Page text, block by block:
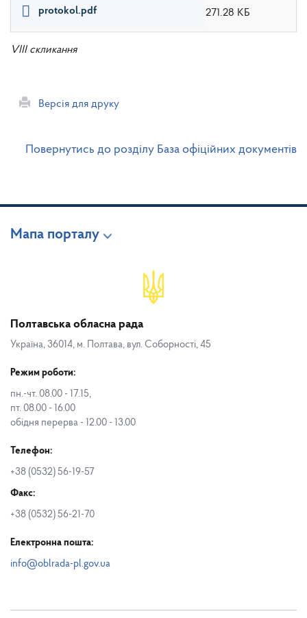
protokol.pdf 271.28 КБ
VIII скликання
Версія для друку
Повернутись до розділу База офіційних документів
Мапа порталу
Полтавська обласна рада
Україна, 36014, м. Полтава, вул. Соборності, 45
Режим роботи:
пн.-чт. 08.00 - 17.15,
пт. 08.00 - 16.00
обідня перерва - 12.00 - 13.00
Телефон:
+38 (0532) 56-19-57
Факс:
+38 (0532) 56-21-70
Електронна пошта:
info@oblrada-pl.gov.ua